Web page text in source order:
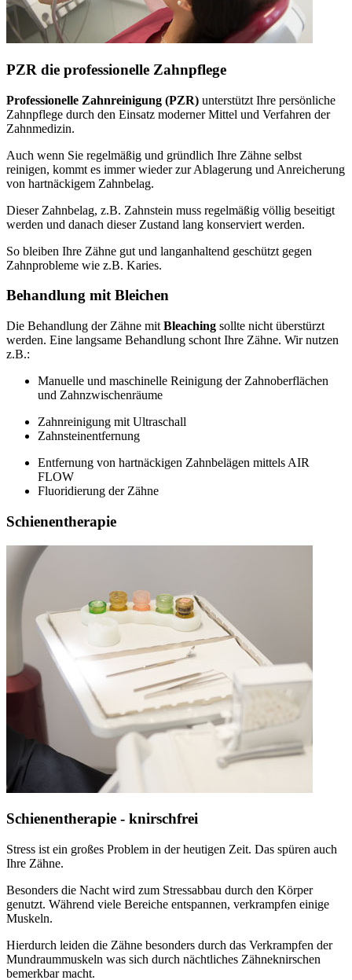
PZR die professionelle Zahnpflege
Professionelle Zahnreinigung (PZR) unterstützt Ihre persönliche
Zahnpflege durch den Einsatz moderner Mittel und Verfahren der
Zahnmedizin.
Auch wenn Sie regelmäßig und gründlich Ihre Zähne selbst
reinigen, kommt es immer wieder zur Ablagerung und Anreicherung
von hartnäckigem Zahnbelag.
Dieser Zahnbelag, z.B. Zahnstein muss regelmäßig völlig beseitigt
werden und danach dieser Zustand lang konserviert werden.
So bleiben Ihre Zähne gut und langanhaltend geschützt gegen
Zahnprobleme wie z.B. Karies.
Behandlung mit Bleichen
Die Behandlung der Zähne mit Bleaching sollte nicht überstürzt
werden. Eine langsame Behandlung schont Ihre Zähne. Wir nutzen
z.B.:
Manuelle und maschinelle Reinigung der Zahnoberflächen
und Zahnzwischenräume
Zahnreinigung mit Ultraschall
Zahnsteinentfernung
Entfernung von hartnäckigen Zahnbelägen mittels AIR
FLOW
Fluoridierung der Zähne
Schienentherapie
Schienentherapie - knirschfrei
Stress ist ein großes Problem in der heutigen Zeit. Das spüren auch
Ihre Zähne.
Besonders die Nacht wird zum Stressabbau durch den Körper
genutzt. Während viele Bereiche entspannen, verkrampfen einige
Muskeln.
Hierdurch leiden die Zähne besonders durch das Verkrampfen der
Mundraummuskeln was sich durch nächtliches Zähneknirschen
bemerkbar macht.